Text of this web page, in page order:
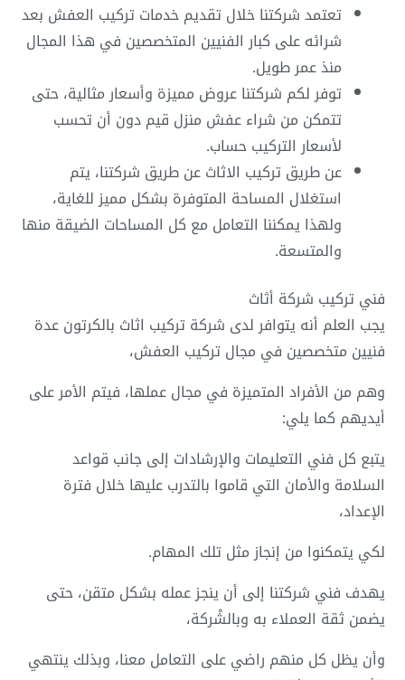
تعتمد شركتنا خلال تقديم خدمات تركيب العفش بعد
شرائه على كبار الفنيين المتخصصين في هذا المجال
منذ عمر طويل.
توفر لكم شركتنا عروض مميزة وأسعار مثالية، حتى
تتمكن من شراء عفش منزل قيم دون أن تحسب
لأسعار التركيب حساب.
عن طريق تركيب الاثاث عن طريق شركتنا، يتم
استغلال المساحة المتوفرة بشكل مميز للغاية،
ولهذا يمكننا التعامل مع كل المساحات الضيقة منها
والمتسعة.
فني تركيب شركة أثاث
يجب العلم أنه يتوافر لدى شركة تركيب اثاث بالكرتون عدة
فنيين متخصصين في مجال تركيب العفش،
وهم من الأفراد المتميزة في مجال عملها، فيتم الأمر على
أيديهم كما يلي:
يتبع كل فني التعليمات والإرشادات إلى جانب قواعد
السلامة والأمان التي قاموا بالتدرب عليها خلال فترة
الإعداد،
لكي يتمكنوا من إنجاز مثل تلك المهام.
يهدف فني شركتنا إلى أن ينجز عمله بشكل متقن، حتى
يضمن ثقة العملاء به وبالشْركة،
وأن يظل كل منهم راضي على التعامل معنا، وبذلك ينتهي